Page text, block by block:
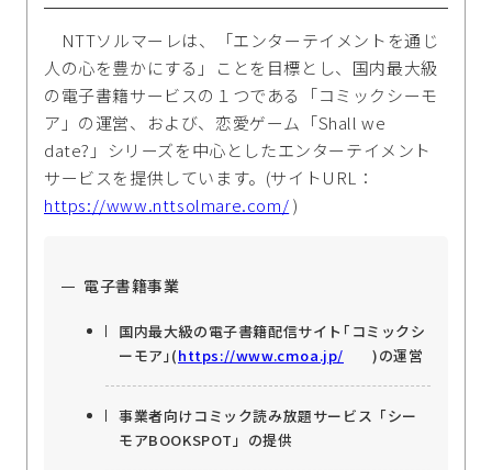
NTTソルマーレは、「エンターテイメントを通じ
人の心を豊かにする」ことを目標とし、国内最大級
の電子書籍サービスの１つである「コミックシーモ
ア」の運営、および、恋愛ゲーム「Shall we
date?」シリーズを中心としたエンターテイメント
サービスを提供しています。(サイトURL：
https://www.nttsolmare.com/)
電子書籍事業
国内最大級の電子書籍配信サイト｢コミックシ
ーモア｣(https://www.cmoa.jp/ )の運営
事業者向けコミック読み放題サービス「シー
モアBOOKSPOT」の提供